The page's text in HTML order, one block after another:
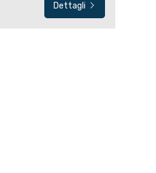
Dettagli